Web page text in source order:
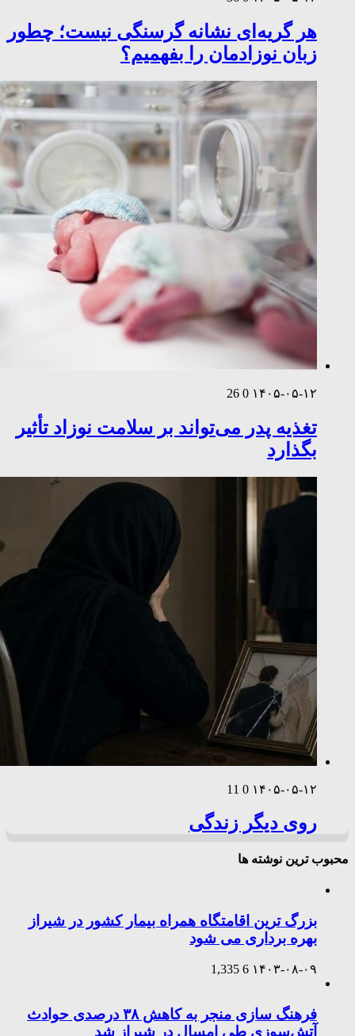
هر گریه‌ای نشانه گرسنگی نیست؛ چطور
زبان نوزادمان را بفهمیم؟
۱۴۰۵-۰۵-۱۲ 0
26
تغذیه پدر می‌تواند بر سلامت نوزاد تأثیر
بگذارد
۱۴۰۵-۰۵-۱۲ 0
11
روی دیگر زندگی
محبوب ترین نوشته ها
بزرگ ترین اقامتگاه همراه بیمار کشور در شیراز
بهره برداری می شود
۱۴۰۳-۰۸-۰۹ 6
1,335
فرهنگ سازی منجر به کاهش ۳۸ درصدی حوادث
آتش‌سوزی طی امسال در شیراز شد